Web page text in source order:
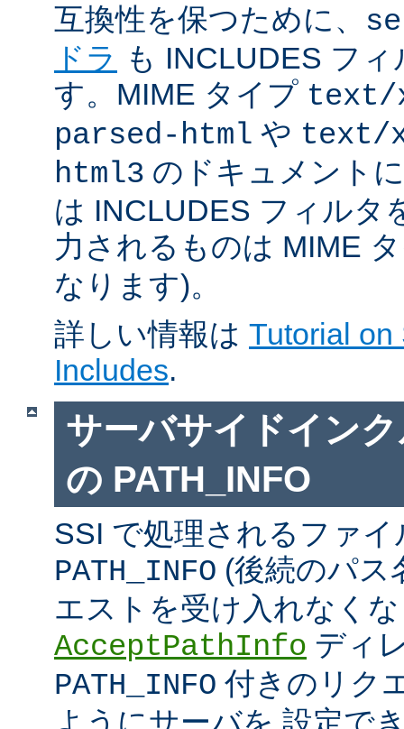
互換性を保つために、
ドラ も INCLUDES フ
す。MIME タイプ text/
parsed-html や text/
html3 のドキュメント
は INCLUDES フィルタ
力されるものは MIME
なります)。
詳しい情報は Tutorial on
Includes.
サーバサイドイン
の PATH_INFO
SSI で処理されるファ
PATH_INFO (後続のパス
エストを受け入れなく
AcceptPathInfo ディ
PATH_INFO 付きのリク
ようにサーバを 設定で